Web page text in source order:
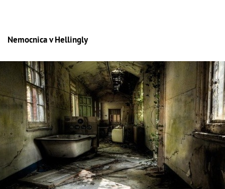
Nemocnica v Hellingly